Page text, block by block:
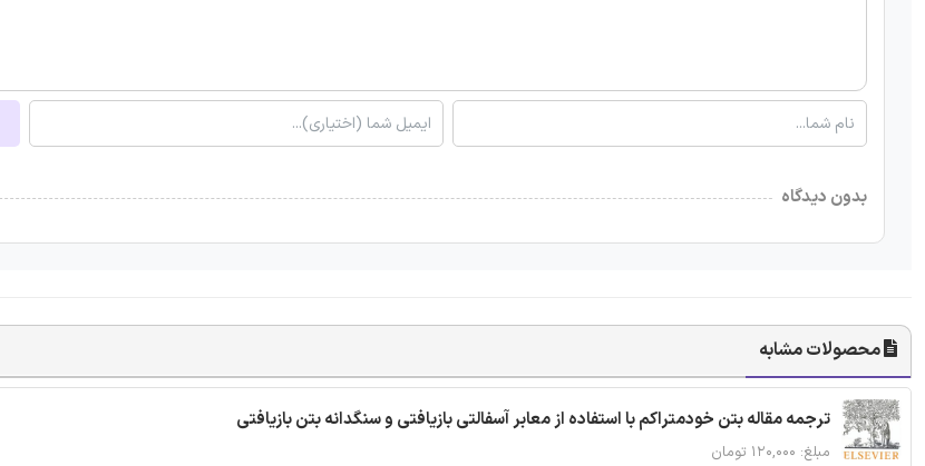
بدون دیدگاه
محصولات مشابه
ترجمه مقاله بتن خودمتراکم با استفاده از معابر آسفالتی بازیافتی و سنگدانه بتن بازیافتی
مبلغ: ۱۲۰,۰۰۰ تومان